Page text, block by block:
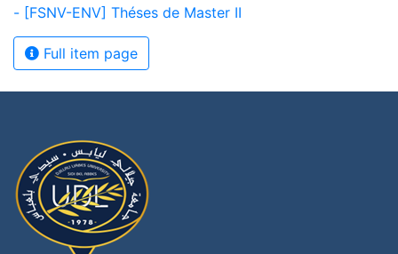
- [FSNV-ENV] Théses de Master II
Full item page